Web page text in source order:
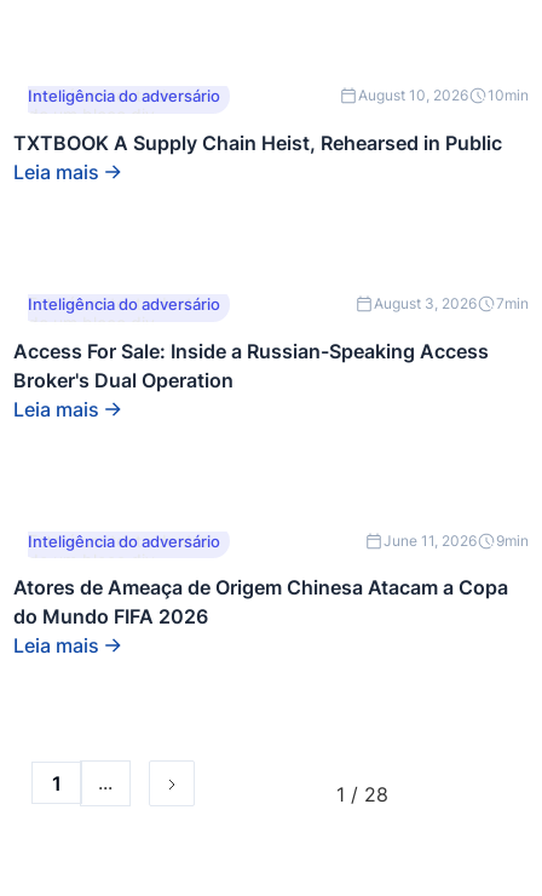
Este é um texto dentro
de um bloco div.
Inteligência do adversário August 10, 2026 10min
TXTBOOK A Supply Chain Heist, Rehearsed in Public
Leia mais
Este é um texto dentro
de um bloco div.
Inteligência do adversário August 3, 2026 7min
Access For Sale: Inside a Russian-Speaking Access
Broker's Dual Operation
Leia mais
Este é um texto dentro
de um bloco div.
Inteligência do adversário June 11, 2026 9min
Atores de Ameaça de Origem Chinesa Atacam a Copa
do Mundo FIFA 2026
Leia mais
1 ... 1 / 28